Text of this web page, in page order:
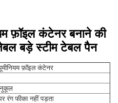
फ़ॉइल कंटेनर बनाने की
बड़े स्टीम टेबल पैन
फ़ॉइल कंटेनर
रंग फीका नहीं पड़ता